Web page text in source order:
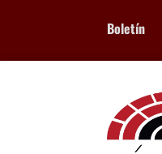
Boletín